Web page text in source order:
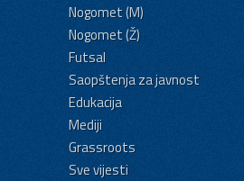
Nogomet (M)
Nogomet (Ž)
Futsal
Saopštenja za javnost
Edukacija
Mediji
Grassroots
Sve vijesti